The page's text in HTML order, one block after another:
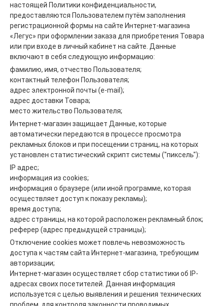
настоящей Политики конфиденциальности,
предоставляются Пользователем путём заполнения
регистрационной формы на сайте Интернет-магазина
«Легус» при оформлении заказа для приобретения Товара
или при входе в личный кабинет на сайте. Данные
включают в себя следующую информацию:
фамилию, имя, отчество Пользователя;
контактный телефон Пользователя;
адрес электронной почты (e-mail);
адрес доставки Товара;
место жительство Пользователя;
Интернет-магазин защищает Данные, которые
автоматически передаются в процессе просмотра
рекламных блоков и при посещении страниц, на которых
установлен статистический скрипт системы ("пиксель"):
IP адрес;
информация из cookies;
информация о браузере (или иной программе, которая
осуществляет доступ к показу рекламы);
время доступа;
адрес страницы, на которой расположен рекламный блок;
реферер (адрес предыдущей страницы);
Отключение cookies может повлечь невозможность
доступа к частям сайта Интернет-магазина, требующим
авторизации;
Интернет-магазин осуществляет сбор статистики об IP-
адресах своих посетителей. Данная информация
используется с целью выявления и решения технических